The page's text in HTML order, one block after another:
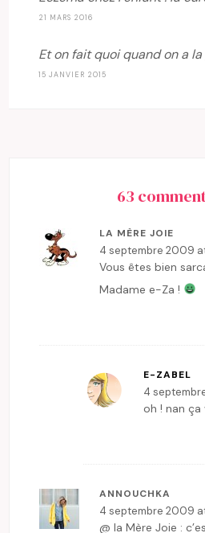
21 MARS 2016
Et on fait quoi quand on a
15 JANVIER 2015
63
LA MÈRE JOIE
4 septembre 2009
Vous êtes bien
Madame e-Za !
E-ZABEL
4
oh ! nan ça
ANNOUCHKA
4 septembre 2009
@ la Mère Joie :